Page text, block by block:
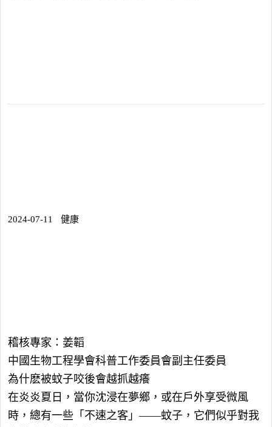
2024-07-11 健康
稽核專家：姜韜
中國生物工程學會科普工作委員會副主任委員
為什麽被蚊子咬後會越抓越癢
在炎炎夏日，當你沈浸在夢鄉，或在戶外享受微風
時，總有一些「不速之客」——蚊子，它們似乎對我